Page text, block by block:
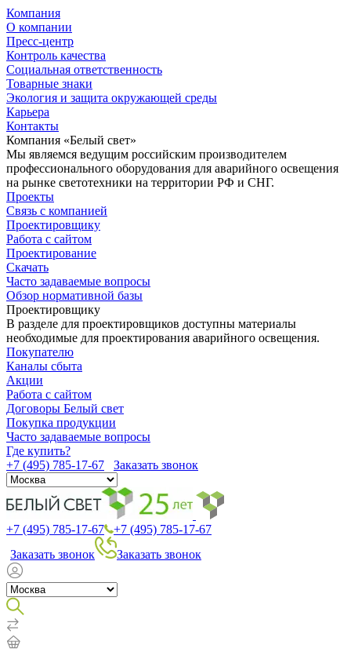
Компания
О компании
Пресс-центр
Контроль качества
Социальная ответственность
Товарные знаки
Экология и защита окружающей среды
Карьера
Контакты
Компания «Белый свет»
Мы являемся ведущим российским производителем
профессионального оборудования для аварийного освещения
на рынке светотехники на территории РФ и СНГ.
Проекты
Связь с компанией
Проектировщику
Работа с сайтом
Проектирование
Скачать
Часто задаваемые вопросы
Обзор нормативной базы
Проектировщику
В разделе для проектировщиков доступны материалы
необходимые для проектирования аварийного освещения.
Покупателю
Каналы сбыта
Акции
Работа с сайтом
Договоры Белый свет
Покупка продукции
Часто задаваемые вопросы
Где купить?
+7 (495) 785-17-67
Заказать звонок
+7 (495) 785-17-67
+7 (495) 785-17-67
Заказать звонок
Заказать звонок